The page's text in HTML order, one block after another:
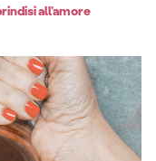
all’amore